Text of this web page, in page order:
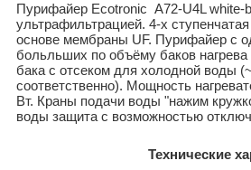
Пурифайер Ecotronic A72-U4L white-
ультрафильтрацией. 4-х
основе мембраны UF. Пурифайер с
больльших по объёму баков нагрева
бака с отсеком для холодной воды
соответственно). Мощность
Вт. Краны подачи воды "нажим
воды защита с возможностью
Технические